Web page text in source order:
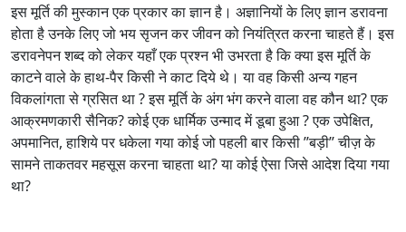
इस मूर्ति की मुस्कान एक प्रकार का ज्ञान है। अज्ञानियों के लिए ज्ञान डरावना
होता है उनके लिए जो भय सृजन कर जीवन को नियंत्रित करना चाहते हैं। इस
डरावनेपन शब्द को लेकर यहाँ एक प्रश्न भी उभरता है कि क्या इस मूर्ति के
काटने वाले के हाथ-पैर किसी ने काट दिये थे। या वह किसी अन्य गहन
विकलांगता से ग्रसित था ? इस मूर्ति के अंग भंग करने वाला वह कौन था? एक
आक्रमणकारी सैनिक? कोई एक धार्मिक उन्माद में डूबा हुआ ? एक उपेक्षित,
अपमानित, हाशिये पर धकेला गया कोई जो पहली बार किसी ’’बड़ी’’ चीज़ के
सामने ताकतवर महसूस करना चाहता था? या कोई ऐसा जिसे आदेश दिया गया
था?